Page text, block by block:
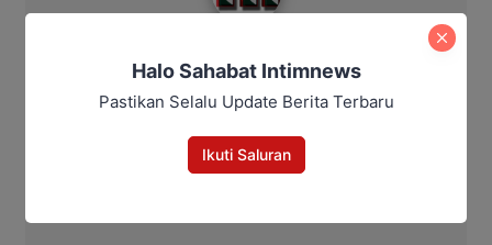
Halo Sahabat Intimnews
Pastikan Selalu Update Berita Terbaru
Ikuti Saluran